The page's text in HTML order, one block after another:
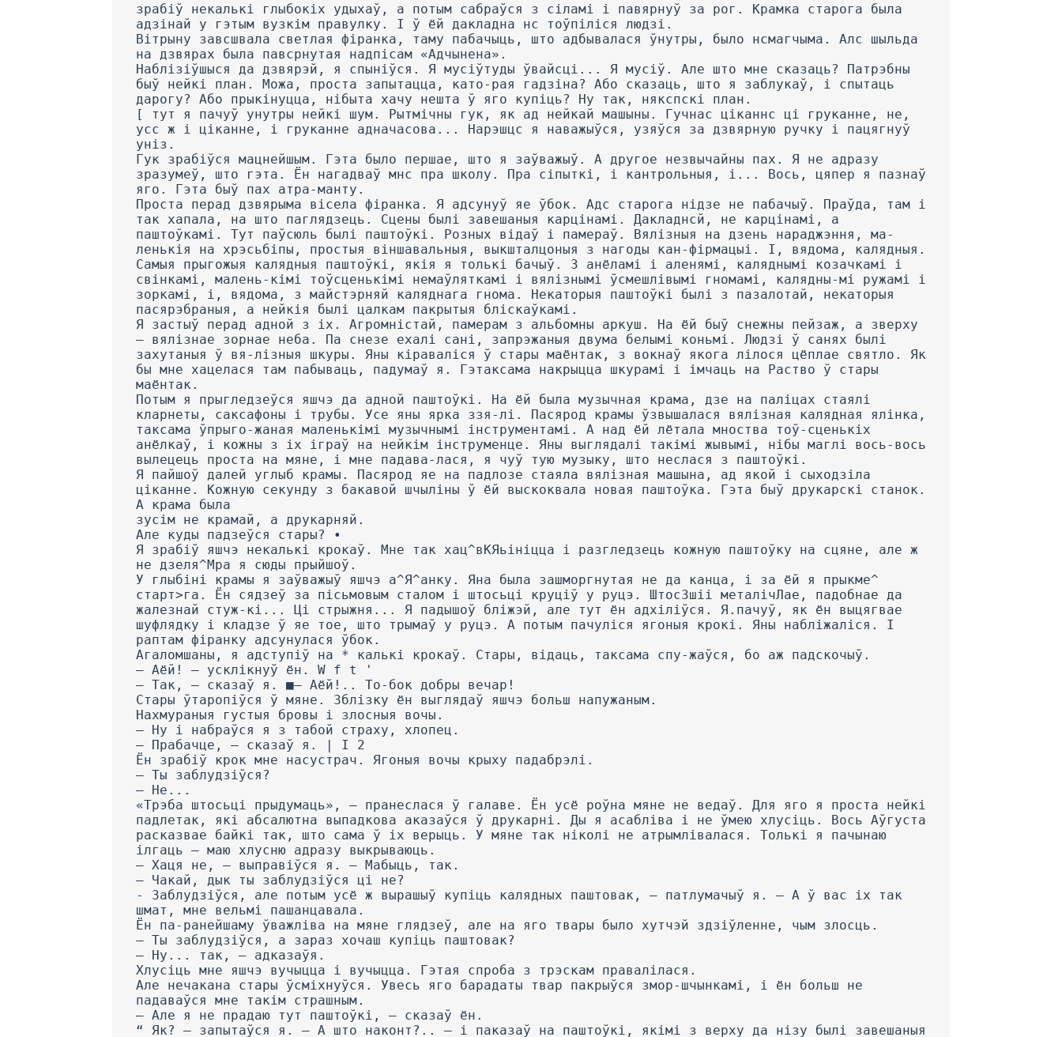
зрабіў некалькі глыбокіх удыхаў, а потым сабраўся з сіламі і павярнуў за рог. Крамка старога была
адзінай у гэтым вузкім правулку. I ў ёй дакладна нс тоўпіліся людзі.
Вітрыну завсшвала светлая фіранка, таму пабачыць, што адбывалася ўнутры, было нсмагчыма. Алс шыльда
на дзвярах была павсрнутая надпісам «Адчынена».
Наблізіўшыся да дзвярэй, я спыніўся. Я мусіўтуды ўвайсці... Я мусіў. Але што мне сказаць? Патрэбны
быў нейкі план. Можа, проста запытацца, като-рая гадзіна? Або сказаць, што я заблукаў, і спытаць
дарогу? Або прыкінуцца, нібыта хачу нешта ў яго купіць? Ну так, някспскі план.
[ тут я пачуў унутры нейкі шум. Рытмічны гук, як ад нейкай машыны. Гучнас ціканнс ці груканне, не,
усс ж і ціканне, і груканне адначасова... Нарэшцс я наважыўся, узяўся за дзвярную ручку і пацягнуў
уніз.
Гук зрабіўся мацнейшым. Гэта было першае, што я заўважыў. А другое незвычайны пах. Я не адразу
зразумеў, што гэта. Ён нагадваў мнс пра школу. Пра сіпыткі, і кантрольныя, і... Вось, цяпер я пазнаў
яго. Гэта быў пах атра-манту.
Проста перад дзвярыма вісела фіранка. Я адсунуў яе ўбок. Адс старога нідзе не пабачыў. Праўда, там і
так хапала, на што паглядзець. Сцены былі завешаныя карцінамі. Дакладнсй, не карцінамі, а
паштоўкамі. Тут паўсюль былі паштоўкі. Розных відаў і памераў. Вялізныя на дзень нараджэння, ма-
ленькія на хрэсьбіпы, простыя віншавальныя, выкшталцоныя з нагоды кан-фірмацыі. I, вядома, калядныя.
Самыя прыгожыя калядныя паштоўкі, якія я толькі бачыў. 3 анёламі і аленямі, каляднымі козачкамі і
свінкамі, малень-кімі тоўсценькімі немаўляткамі і вялізнымі ўсмешлівымі гномамі, калядны-мі ружамі і
зоркамі, і, вядома, з майстэрняй каляднага гнома. Некаторыя паштоўкі былі з пазалотай, некаторыя
пасярэбраныя, а нейкія былі цалкам пакрытыя бліскаўкамі.
Я застыў перад адной з іх. Агромністай, памерам з альбомны аркуш. На ёй быў снежны пейзаж, а зверху
— вялізнае зорнае неба. Па снезе ехалі сані, запрэжаныя двума белымі коньмі. Людзі ў санях былі
захутаныя ў вя-лізныя шкуры. Яны кіраваліся ў стары маёнтак, з вокнаў якога лілося цёплае святло. Як
бы мне хацелася там пабываць, падумаў я. Гэтаксама накрыцца шкурамі і імчаць на Раство ў стары
маёнтак.
Потым я прыгледзеўся яшчэ да адной паштоўкі. На ёй была музычная крама, дзе на паліцах стаялі
кларнеты, саксафоны і трубы. Усе яны ярка ззя-лі. Пасярод крамы ўзвышалася вялізная калядная ялінка,
таксама ўпрыго-жаная маленькімі музычнымі інструментамі. А над ёй лётала мноства тоў-сценькіх
анёлкаў, і кожны з іх іграў на нейкім інструменце. Яны выглядалі такімі жывымі, нібы маглі вось-вось
вылецець проста на мяне, і мне падава-лася, я чуў тую музыку, што неслася з паштоўкі.
Я пайшоў далей углыб крамы. Пасярод яе на падлозе стаяла вялізная машына, ад якой і сыходзіла
ціканне. Кожную секунду з бакавой шчыліны ў ёй выскоквала новая паштоўка. Гэта быў друкарскі станок.
А крама была
зусім не крамай, а друкарняй.
Але куды падзеўся стары? •
Я зрабіў яшчэ некалькі крокаў. Мне так хац^вКЯьініцца і разгледзець кожную паштоўку на сцяне, але ж
не дзеля^Мра я сюды прыйшоў.
У глыбіні крамы я заўважыў яшчэ а^Я^анку. Яна была зашморгнутая не да канца, і за ёй я прыкме^
старт>га. Ён сядзеў за пісьмовым сталом і штосьці круціў у руцэ. ШтосЗшіі металічЛае, падобнае да
жалезнай стуж-кі... Ці стрыжня... Я падышоў бліжэй, але тут ён адхіліўся. Я.пачуў, як ён выцягвае
шуфлядку і кладзе ў яе тое, што трымаў у руцэ. А потым пачуліся ягоныя крокі. Яны набліжаліся. I
раптам фіранку адсунулася ўбок.
Агаломшаны, я адступіў на * калькі крокаў. Стары, відаць, таксама спу-жаўся, бо аж падскочыў.
— Аёй! — усклікнуў ён. W f t '
— Так, — сказаў я. ■— Аёй!.. То-бок добры вечар!
Стары ўтаропіўся ў мяне. Зблізку ён выглядаў яшчэ больш напужаным.
Нахмураныя густыя бровы і злосныя вочы.
— Ну і набраўся я з табой страху, хлопец.
— Прабачце, — сказаў я. | I 2
Ён зрабіў крок мне насустрач. Ягоныя вочы крыху падабрэлі.
— Ты заблудзіўся?
— He...
«Трэба штосьці прыдумаць», — пранеслася ў галаве. Ён усё роўна мяне не ведаў. Для яго я проста нейкі
падлетак, які абсалютна выпадкова аказаўся ў друкарні. Ды я асабліва і не ўмею хлусіць. Вось Аўгуста
расказвае байкі так, што сама ў іх верыць. У мяне так ніколі не атрымлівалася. Толькі я пачынаю
ілгаць — маю хлусню адразу выкрываюць.
— Хаця не, — выправіўся я. — Мабыць, так.
— Чакай, дык ты заблудзіўся ці не?
- Заблудзіўся, але потым усё ж вырашыў купіць калядных паштовак, — патлумачыў я. — А ў вас іх так
шмат, мне вельмі пашанцавала.
Ён па-ранейшаму ўважліва на мяне глядзеў, але на яго твары было хутчэй здзіўленне, чым злосць.
— Ты заблудзіўся, а зараз хочаш купіць паштовак?
— Ну... так, — адказаўя.
Хлусіць мне яшчэ вучыцца і вучыцца. Гэтая спроба з трэскам правалілася.
Але нечакана стары ўсміхнуўся. Увесь яго барадаты твар пакрыўся змор-шчынкамі, і ён больш не
падаваўся мне такім страшным.
— Але я не прадаю тут паштоўкі, — сказаў ён.
“ Як? — запытаўся я. — А што наконт?.. — і паказаў на паштоўкі, якімі з верху да нізу былі завешаныя